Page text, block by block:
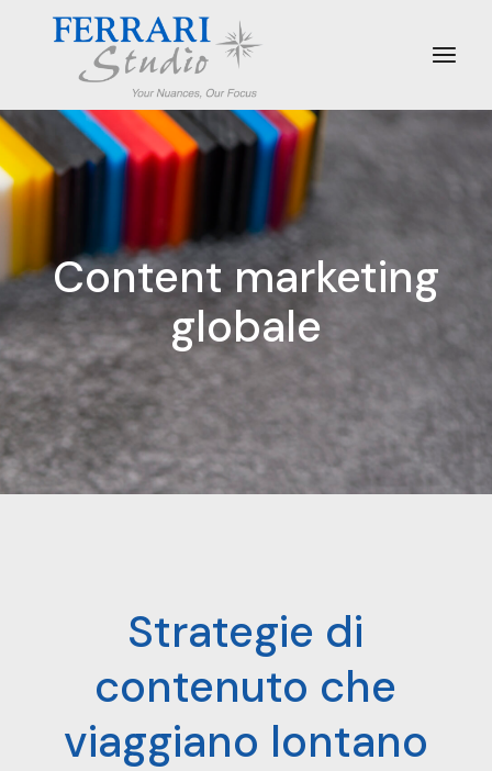
Content marketing
globale
Strategie di
contenuto che
viaggiano lontano